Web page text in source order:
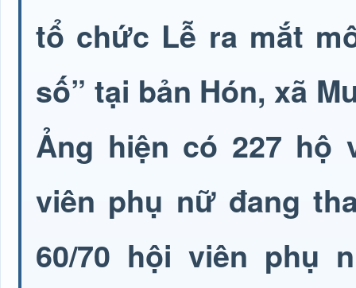
tổ chức Lễ ra mắt
số” tại bản Hón, xã
Ảng hiện có 227 hộ
viên phụ nữ đang
60/70 hội viên phụ